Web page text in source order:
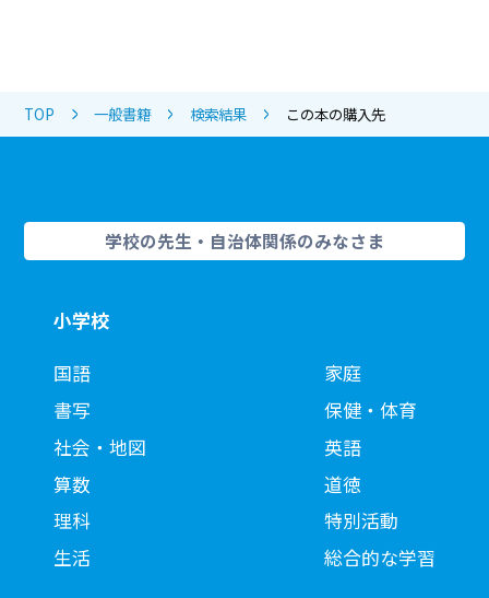
TOP 一般書籍 検索結果 この本の購入先
学校の先生・自治体関係のみなさま
小学校
国語
書写
社会・地図
算数
理科
生活
家庭
保健・体育
英語
道徳
特別活動
総合的な学習